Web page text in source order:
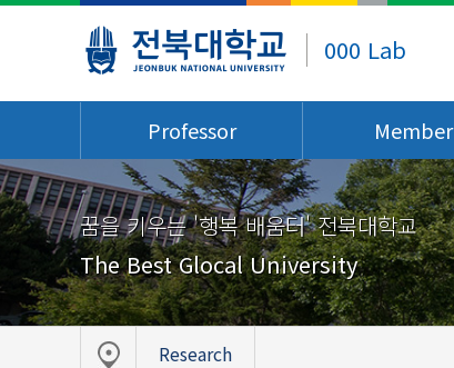
000 Lab
Professor Member
꿈을 키우는 '행복 배움터' 전북대학교
The Best Glocal University
Research